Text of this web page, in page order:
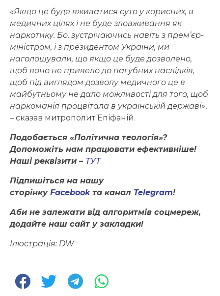
«Якщо це буде вживатися суто у корисних, в
медичних цілях і не буде зловживання як
наркотику. Бо, зустрічаючись навіть з прем’єр-
міністром, і з президентом України, ми
наголошували, що якщо це буде дозволено,
щоб воно не привело до пагубних наслідків,
щоб під виглядом дозволу медичного це в
майбутньому не дало можливості для того, щоб
наркоманія процвітала в українській державі»,
– сказав митрополит Епіфаній.
Подобається «Політична теологія»?
Допоможіть нам працювати ефективніше!
Наші реквізити – ТУТ
Підпишіться на нашу
сторінку Facebookта канал Telegram!
Аби не залежати від алгоритмів соцмереж,
додайте наш сайт у закладки!
Ілюстрація: DW